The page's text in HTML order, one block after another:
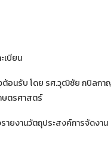
เบียน
ต้อนรับ โดย รศ.วุฒิชัย กปิลกา
ษตรศาสตร์
ายงานวัตถุประสงค์การจัดงาน